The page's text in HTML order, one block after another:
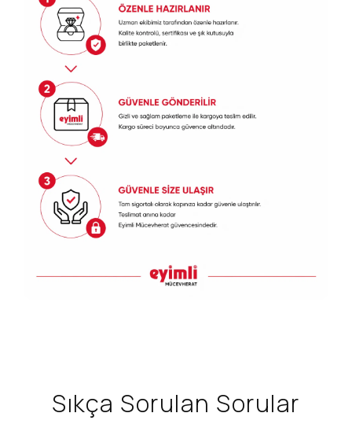
Sıkça Sorulan Sorular